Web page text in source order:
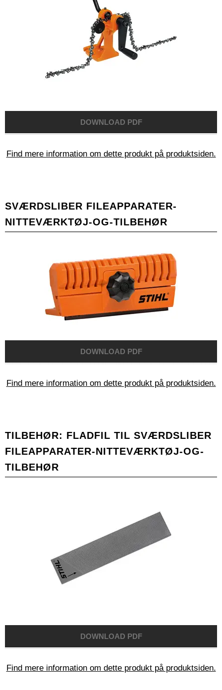
Find mere information om dette produkt på produktsiden.
SVÆRDSLIBER FILEAPPARATER-
NITTEVÆRKTØJ-OG-TILBEHØR
Find mere information om dette produkt på produktsiden.
TILBEHØR: FLADFIL TIL SVÆRDSLIBER
FILEAPPARATER-NITTEVÆRKTØJ-OG-
TILBEHØR
Find mere information om dette produkt på produktsiden.